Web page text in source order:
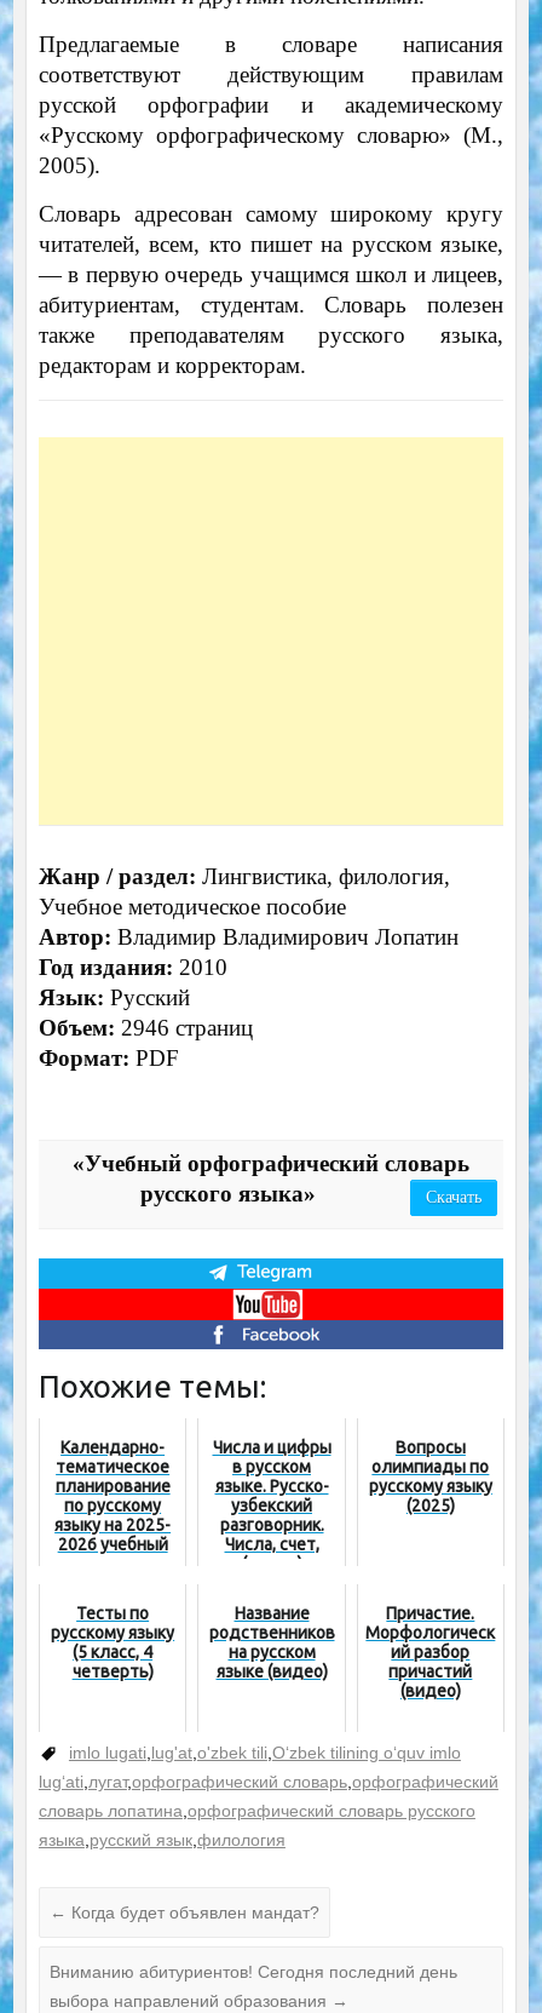
Предлагаемые в словаре написания
соответствуют действующим правилам
русской орфографии и академическому
«Русскому орфографическому словарю» (М.,
2005).
Словарь адресован самому широкому кругу
читателей, всем, кто пишет на русском языке,
— в первую очередь учащимся школ и лицеев,
абитуриентам, студентам. Словарь полезен
также преподавателям русского языка,
редакторам и корректорам.
Жанр / раздел: Лингвистика, филология,
Учебное методическое пособие
Автор: Владимир Владимирович Лопатин
Год издания: 2010
Язык: Русский
Объем: 2946 страниц
Формат: PDF
«Учебный орфографический словарь
русского языка»
Скачать
Похожие темы:
Календарно-
тематическое
планирование
по русскому
языку на 2025-
2026 учебный
Числа и цифры
в русском
языке. Русско-
узбекский
разговорник.
Числа, счет,
(видео)
Вопросы
олимпиады по
русскому языку
(2025)
Тесты по
русскому языку
(5 класс, 4
четверть)
Название
родственников
на русском
языке (видео)
Причастие.
Морфологическ
ий разбор
причастий
(видео)
imlo lugati,lug'at,o'zbek tili,O‘zbek tilining o‘quv imlo
lug‘ati,лугат,орфографический словарь,орфографический
словарь лопатина,орфографический словарь русского
языка,русский язык,филология
← Когда будет объявлен мандат?
Вниманию абитуриентов! Сегодня последний день
выбора направлений образования →